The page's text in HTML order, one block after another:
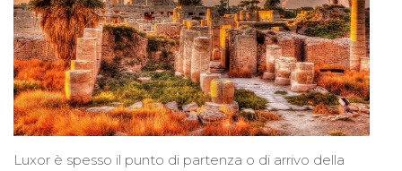
Luxor è spesso il punto di partenza o di arrivo della